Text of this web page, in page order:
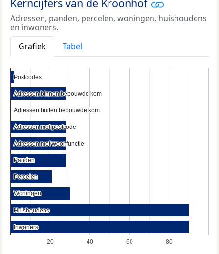
Kerncijfers van de Kroonhof
Adressen, panden, percelen, woningen, huishoudens
en inwoners.
Grafiek
Tabel
20 40 60 80
Postcodes
Postcodes
Adressen binnen bebouwde kom
Adressen binnen bebouwde kom
Adressen buiten bebouwde kom
Adressen buiten bebouwde kom
Adressen met postcode
Adressen met postcode
Adressen met woonfunctie
Adressen met woonfunctie
Panden
Panden
Percelen
Percelen
Woningen
Woningen
Huishoudens
Huishoudens
Inwoners
Inwoners